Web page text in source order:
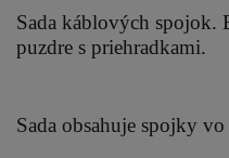
Sada káblových spojok.
puzdre s priehradkami.
Sada obsahuje spojky